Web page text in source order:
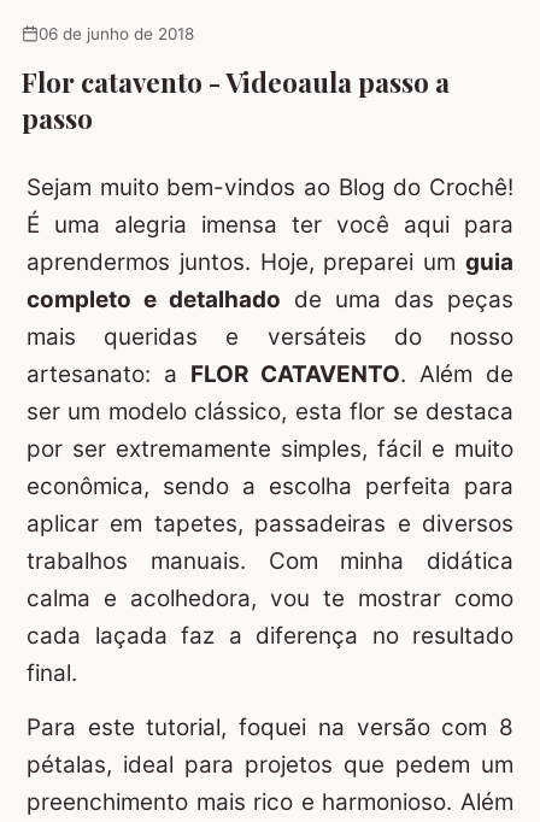
06 de junho de 2018
Flor catavento - Videoaula passo a
passo
Sejam muito bem-vindos ao Blog do Crochê!
É uma alegria imensa ter você aqui para
aprendermos juntos. Hoje, preparei um guia
completo e detalhado de uma das peças
mais queridas e versáteis do nosso
artesanato: a FLOR CATAVENTO. Além de
ser um modelo clássico, esta flor se destaca
por ser extremamente simples, fácil e muito
econômica, sendo a escolha perfeita para
aplicar em tapetes, passadeiras e diversos
trabalhos manuais. Com minha didática
calma e acolhedora, vou te mostrar como
cada laçada faz a diferença no resultado
final.
Para este tutorial, foquei na versão com 8
pétalas, ideal para projetos que pedem um
preenchimento mais rico e harmonioso. Além